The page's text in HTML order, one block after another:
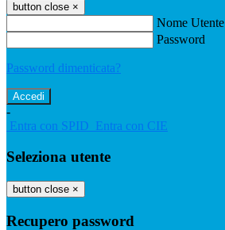
button close ×
Nome Utente
Password
Password dimenticata?
-
Entra con SPID Entra con CIE
Seleziona utente
button close ×
Recupero password